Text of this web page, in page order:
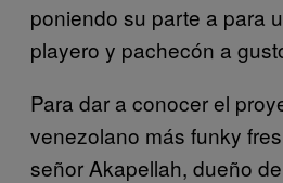
poniendo su parte a para
playero y pachecón a
Para dar a conocer el
venezolano más funky
señor Akapellah, dueño